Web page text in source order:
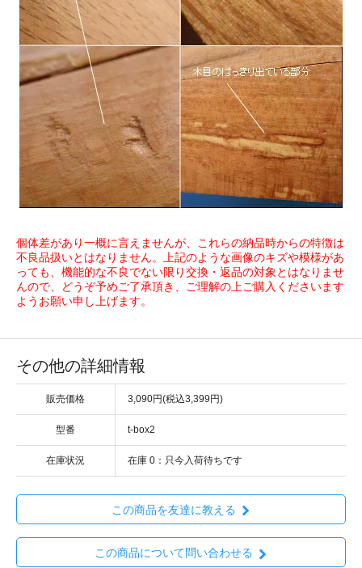
個体差があり一概に言えませんが、これらの納品時からの特徴は
不良品扱いとはなりません。上記のような画像のキズや模様があ
っても、機能的な不良でない限り交換・返品の対象とはなりませ
んので、どうぞ予めご了承頂き、ご理解の上ご購入くださいます
ようお願い申し上げます。
その他の詳細情報
販売価格 3,090円(税込3,399円)
型番 t-box2
在庫状況 在庫 0：只今入荷待ちです
この商品を友達に教える
この商品について問い合わせる